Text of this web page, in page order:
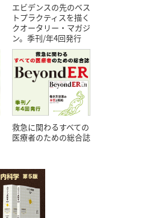
エビデンスの先のベス
トプラクティスを描く
クオータリー・マガジ
ン。季刊/年4回発行
救急に関わるすべての
医療者のための総合誌